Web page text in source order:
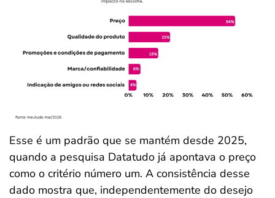
Esse é um padrão que se mantém desde 2025,
quando a pesquisa Datatudo já apontava o preço
como o critério número um. A consistência desse
dado mostra que, independentemente do desejo